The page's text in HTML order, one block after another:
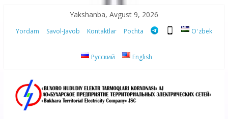
content
Yakshanba, Avgust 9, 2026
Yordam Savol-Javob Kontaktlar Pochta Oʻzbek
Русский English